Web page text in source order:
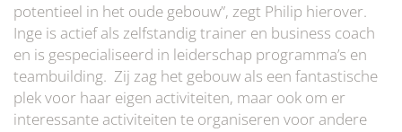
potentieel in het oude gebouw”, zegt Philip hierover.
Inge is actief als zelfstandig trainer en business coach
en is gespecialiseerd in leiderschap programma’s en
teambuilding. Zij zag het gebouw als een fantastische
plek voor haar eigen activiteiten, maar ook om er
interessante activiteiten te organiseren voor andere